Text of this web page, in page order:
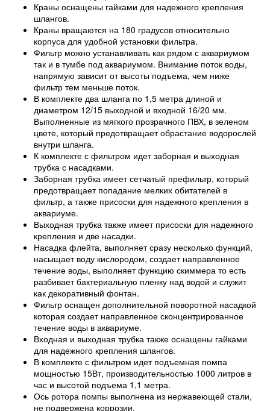
Краны оснащены гайками для надежного крепления
шлангов.
Краны вращаются на 180 градусов относительно
корпуса для удобной установки фильтра.
Фильтр можно устанавливать как рядом с аквариумом
так и в тумбе под аквариумом. Внимание поток воды,
напрямую зависит от высоты подъема, чем ниже
фильтр тем меньше поток.
В комплекте два шланга по 1,5 метра длиной и
диаметром 12/15 выходной и входной 16/20 мм.
Выполненные из мягкого прозрачного ПВХ, в зеленом
цвете, который предотвращает обрастание водорослей
внутри шланга.
К комплекте с фильтром идет заборная и выходная
трубка с насадками.
Заборная трубка имеет сетчатый префильтр, который
предотвращает попадание мелких обитателей в
фильтр, а также присоски для надежного крепления в
аквариуме.
Выходная трубка также имеет присоски для надежного
крепления и две насадки.
Насадка флейта, выполняет сразу несколько функций,
насыщает воду кислородом, создает направленное
течение воды, выполняет функцию скиммера то есть
разбивает бактериальную пленку над водой и служит
как декоративный фонтан.
Фильтр оснащен дополнительной поворотной насадкой
которая создает направленное сконцентрированное
течение воды в аквариуме.
Входная и выходная трубка также оснащены гайками
для надежного крепления шлангов.
В комплекте с фильтром идет подъемная помпа
мощностью 15Вт, производительностью 1000 литров в
час и высотой подъема 1,1 метра.
Ось ротора помпы выполнена из нержавеющей стали,
не подвержена коррозии.